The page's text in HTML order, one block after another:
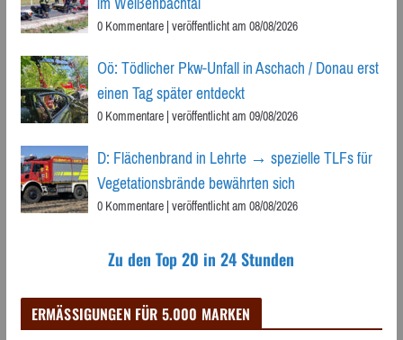
0 Kommentare|veröffentlicht am 08/08/2026
Oö: Tödlicher Pkw-Unfall in Aschach / Donau erst
einen Tag später entdeckt
0 Kommentare|veröffentlicht am 09/08/2026
D: Flächenbrand in Lehrte → spezielle TLFs für
Vegetationsbrände bewährten sich
0 Kommentare|veröffentlicht am 08/08/2026
Zu den Top 20 in 24 Stunden
ERMÄSSIGUNGEN FÜR 5.000 MARKEN